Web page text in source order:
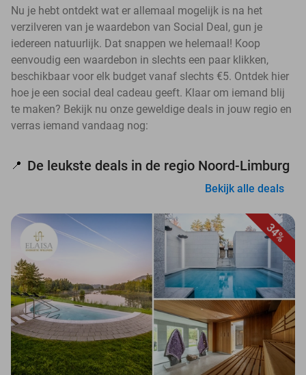
Nu je hebt ontdekt wat er allemaal mogelijk is na het
verzilveren van je waardebon van Social Deal, gun je
iedereen natuurlijk. Dat snappen we helemaal! Koop
eenvoudig een waardebon in slechts een paar klikken,
beschikbaar voor elk budget vanaf slechts €5. Ontdek hier
hoe je een social deal cadeau geeft. Klaar om iemand blij
te maken? Bekijk nu onze geweldige deals in jouw regio en
verras iemand vandaag nog:
📍 De leukste deals in de regio Noord-Limburg
Bekijk alle deals
34%